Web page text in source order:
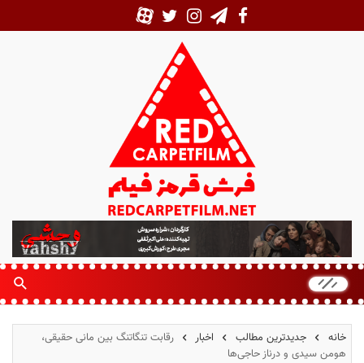
ر
ش
ر
م
ز
خانه جدیدترین مطالب اخبار
رقابت تنگاتنگ بین مانی حقیقی،
هومن سیدی و درناز حاجی‌ها